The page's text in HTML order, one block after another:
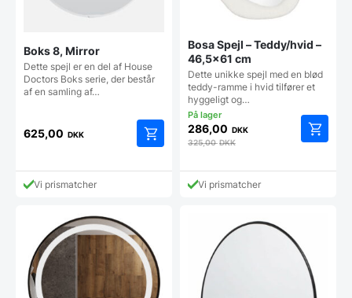
Boks 8, Mirror
Dette spejl er en del af House
Doctors Boks serie, der består
af en samling af…
625,00 DKK
Vi prismatcher
Bosa Spejl – Teddy/hvid –
46,5×61 cm
Dette unikke spejl med en blød
teddy-ramme i hvid tilfører et
hyggeligt og…
286,00 DKK
325,00DKK
Vi prismatcher